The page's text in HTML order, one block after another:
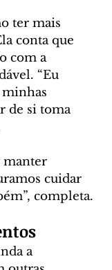
ter mais
conta que
com a
“Eu
de si toma
manter
cuidar
completa.
a